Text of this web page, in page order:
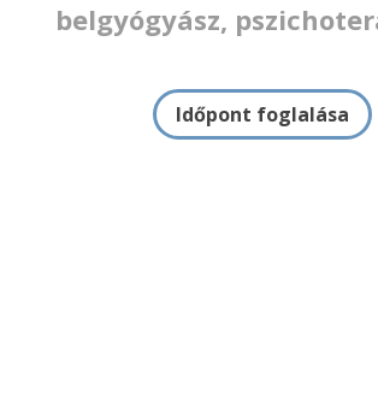
belgyógyász,
Időpont foglalása